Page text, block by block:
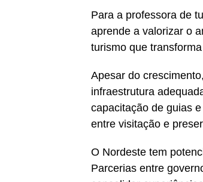
Para a professora de
aprende a valorizar o
turismo que
Apesar do
infraestrutura
capacitação de guias
entre visitação e
O Nordeste tem
Parcerias entre